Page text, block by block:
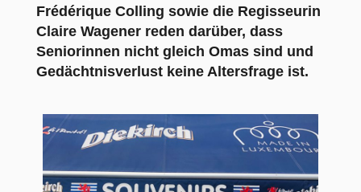
Frédérique Colling sowie die Regisseurin
Claire Wagener reden darüber, dass
Seniorinnen nicht gleich Omas sind und
Gedächtnisverlust keine Altersfrage ist.